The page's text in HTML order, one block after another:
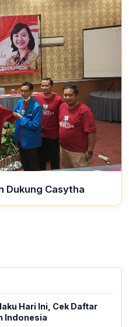
Dukung Casytha
Hari Ini, Cek Daftar
Indonesia